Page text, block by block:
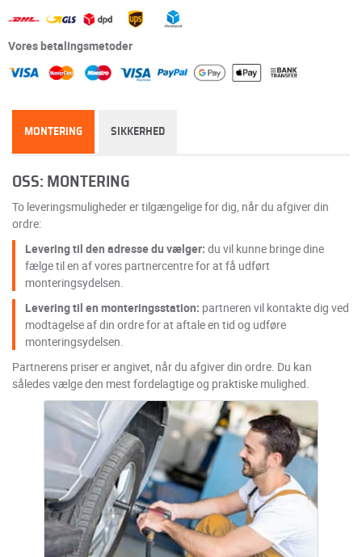
Vores betalingsmetoder
MONTERING SIKKERHED
OSS: MONTERING
To leveringsmuligheder er tilgængelige for dig, når du afgiver din
ordre:
Levering til den adresse du vælger: du vil kunne bringe dine
fælge til en af vores partnercentre for at få udført
monteringsydelsen.
Levering til en monteringsstation: partneren vil kontakte dig ved
modtagelse af din ordre for at aftale en tid og udføre
monteringsydelsen.
Partnerens priser er angivet, når du afgiver din ordre. Du kan
således vælge den mest fordelagtige og praktiske mulighed.